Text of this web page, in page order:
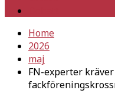
Home
2026
maj
FN-experter